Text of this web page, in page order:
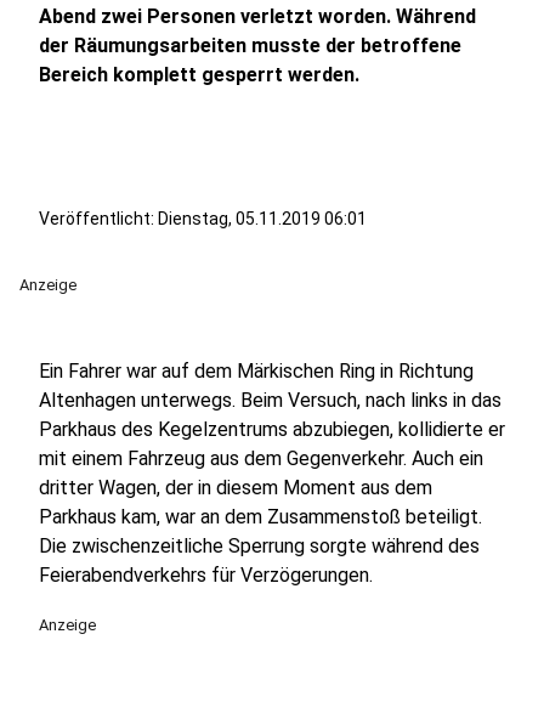
Abend zwei Personen verletzt worden. Während
der Räumungsarbeiten musste der betroffene
Bereich komplett gesperrt werden.
Veröffentlicht: Dienstag, 05.11.2019 06:01
Anzeige
Ein Fahrer war auf dem Märkischen Ring in Richtung
Altenhagen unterwegs. Beim Versuch, nach links in das
Parkhaus des Kegelzentrums abzubiegen, kollidierte er
mit einem Fahrzeug aus dem Gegenverkehr. Auch ein
dritter Wagen, der in diesem Moment aus dem
Parkhaus kam, war an dem Zusammenstoß beteiligt.
Die zwischenzeitliche Sperrung sorgte während des
Feierabendverkehrs für Verzögerungen.
Anzeige